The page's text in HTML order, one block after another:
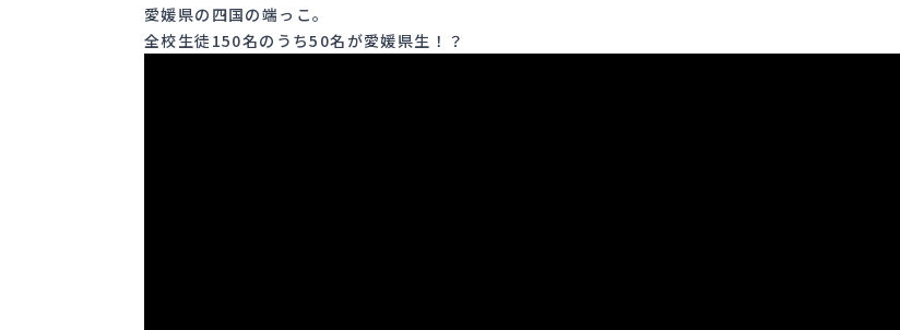
愛媛県の四国の端っこ。
全校生徒150名のうち50名が愛媛県生！？